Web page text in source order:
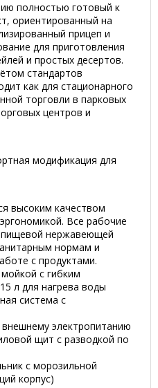
полностью готовый к
ориентированный на
прицеп и
для приготовления
и простых десертов.
стандартов
как для стационарного
торговли в парковых
центров и
модификация для
высоким качеством
Все рабочие
пищевой нержавеющей
нормам и
с продуктами.
с гибким
л для нагрева воды
система с
электропитанию
щит с разводкой по
с морозильной
корпус)